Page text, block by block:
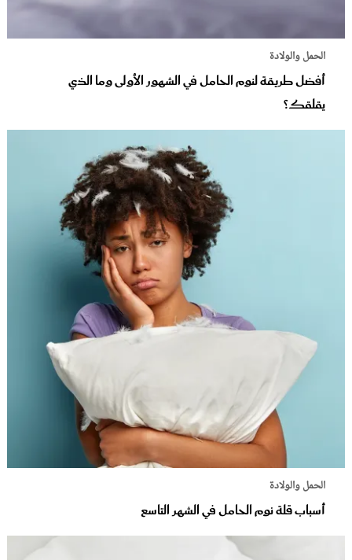
الحمل والولادة
أفضل طريقة لنوم الحامل في الشهور الأولى وما الذي
يقلقك؟
الحمل والولادة
أسباب قلة نوم الحامل في الشهر التاسع